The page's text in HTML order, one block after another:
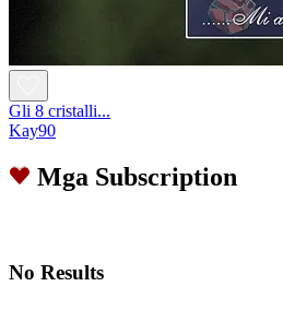
Gli 8 cristalli...
Kay90
Mga Subscription
No Results